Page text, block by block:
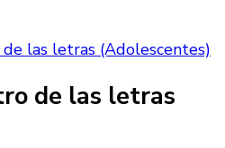
las letras (Adolescentes)
de las letras